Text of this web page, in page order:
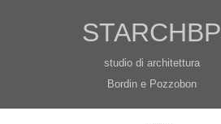
STARCHBP
studio di architettura
Bordin e Pozzobon